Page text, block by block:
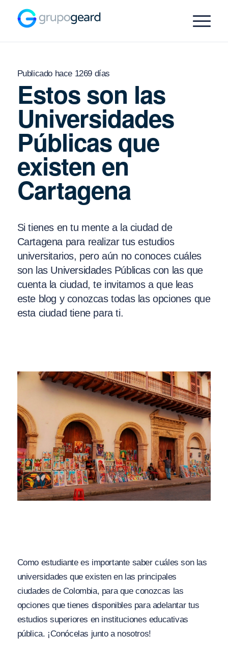
Publicado hace 1269 días
Estos son las
Universidades
Públicas que
existen en
Cartagena
Si tienes en tu mente a la ciudad de
Cartagena para realizar tus estudios
universitarios, pero aún no conoces cuáles
son las Universidades Públicas con las que
cuenta la ciudad, te invitamos a que leas
este blog y conozcas todas las opciones que
esta ciudad tiene para ti.
Como estudiante es importante saber cuáles son las
universidades que existen en las principales
ciudades de Colombia, para que conozcas las
opciones que tienes disponibles para adelantar tus
estudios superiores en instituciones educativas
pública. ¡Conócelas junto a nosotros!